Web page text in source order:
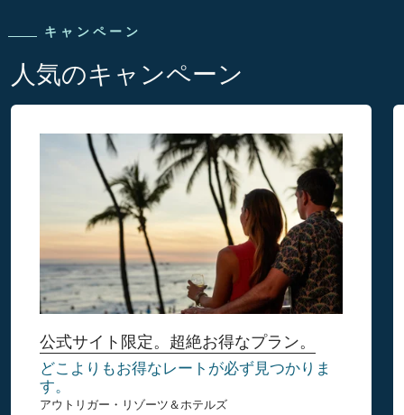
キャンペーン
人気のキャンペーン
公式サイト限定。超絶お得なプラン。
どこよりもお得なレートが必ず見つかりま
す。
アウトリガー・リゾーツ＆ホテルズ